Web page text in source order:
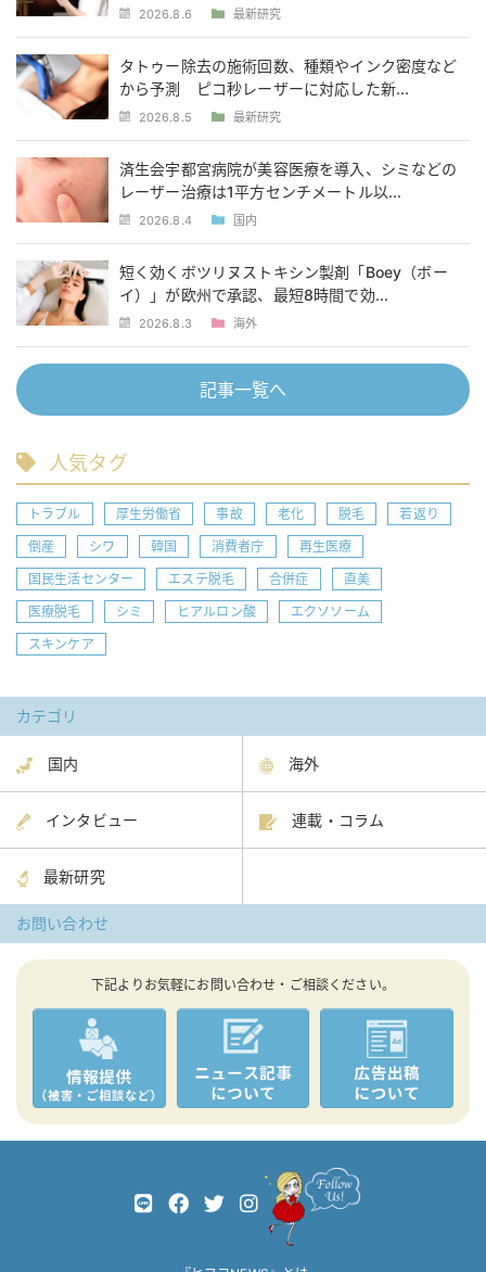
2026.8.6 最新研究
タトゥー除去の施術回数、種類やインク密度など
から予測 ピコ秒レーザーに対応した新...
2026.8.5 最新研究
済生会宇都宮病院が美容医療を導入、シミなどの
レーザー治療は1平方センチメートル以...
2026.8.4 国内
短く効くボツリヌストキシン製剤「Boey（ボー
イ）」が欧州で承認、最短8時間で効...
2026.8.3 海外
記事一覧へ
人気タグ
トラブル 厚生労働省 事故 老化 脱毛
若返り
倒産
シワ 韓国 消費者庁
再生医療
国民生活センター
エステ脱毛 合併症
直美
医療脱毛
シミ ヒアルロン酸
エクソソーム
スキンケア
カテゴリ
国内 海外
インタビュー 連載・コラム
最新研究
お問い合わせ
下記よりお気軽にお問い合わせ・ご相談ください。